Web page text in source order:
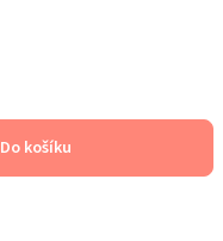
Do košíku